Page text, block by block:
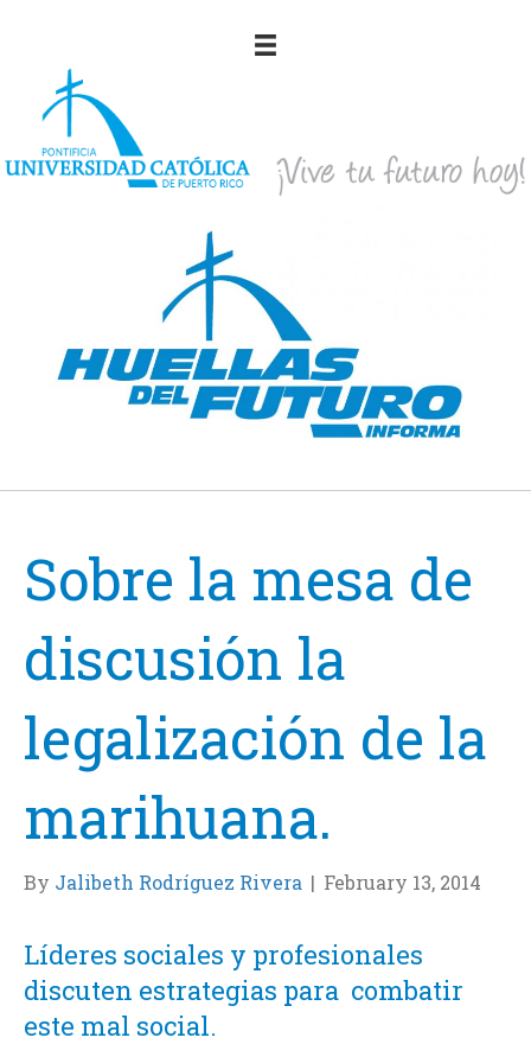
Sobre la mesa de
discusión la
legalización de la
marihuana.
By Jalibeth Rodríguez Rivera | February 13, 2014
Líderes sociales y profesionales
discuten estrategias para combatir
este mal social.